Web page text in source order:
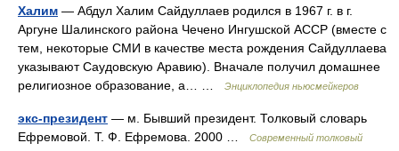
Халим — Абдул Халим Сайдуллаев родился в 1967 г. в г.
Аргуне Шалинского района Чечено Ингушской АССР (вместе с
тем, некоторые СМИ в качестве места рождения Сайдуллаева
указывают Саудовскую Аравию). Вначале получил домашнее
религиозное образование, а… …
Энциклопедия ньюсмейкеров
экс-президент — м. Бывший президент. Толковый словарь
Ефремовой. Т. Ф. Ефремова. 2000 …
Современный толковый